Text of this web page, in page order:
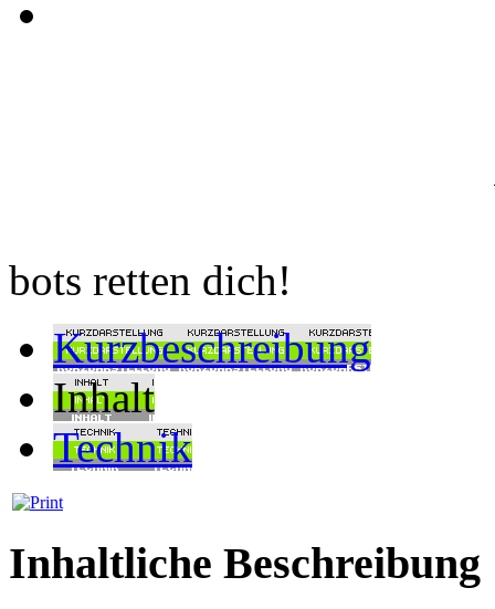
bots retten dich!
Kurzbeschreibung
Inhalt
Technik
Inhaltliche Beschreibung